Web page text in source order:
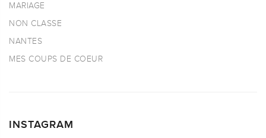
MARIAGE
NON CLASSE
NANTES
MES COUPS DE COEUR
INSTAGRAM